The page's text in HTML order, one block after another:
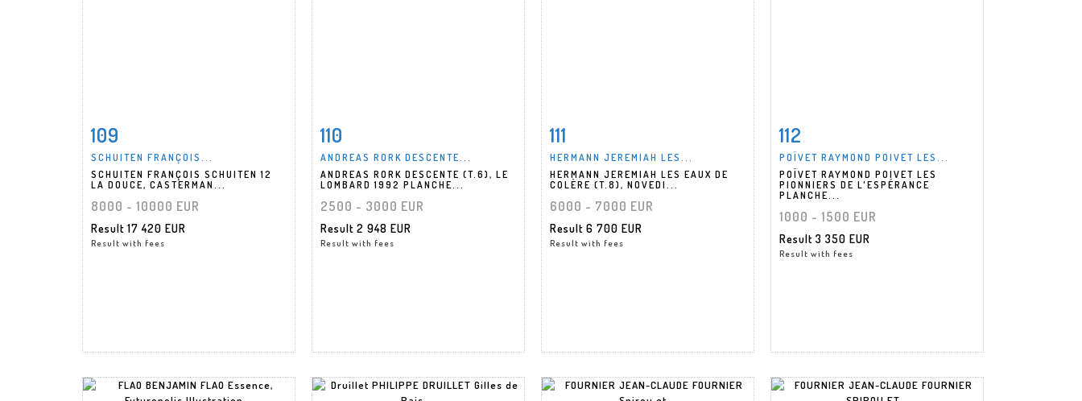
Item detail
109
SCHUITEN FRANÇOIS...
SCHUITEN FRANÇOIS SCHUITEN 12
LA DOUCE, CASTERMAN...
8000 - 10000 EUR
Result 17 420 EUR
Result with fees
110
ANDREAS RORK DESCENTE...
ANDREAS RORK DESCENTE (T.6), LE
LOMBARD 1992 PLANCHE...
2500 - 3000 EUR
Result 2 948 EUR
Result with fees
111
HERMANN JEREMIAH LES...
HERMANN JEREMIAH LES EAUX DE
COLÈRE (T.8), NOVEDI...
6000 - 7000 EUR
Result 6 700 EUR
Result with fees
112
POÏVET RAYMOND POIVET LES...
POÏVET RAYMOND POIVET LES
PIONNIERS DE L'ESPÉRANCE
PLANCHE...
1000 - 1500 EUR
Result 3 350 EUR
Result with fees